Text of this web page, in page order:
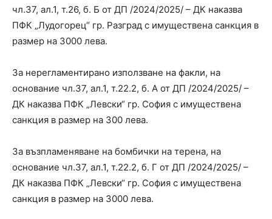
чл.37, ал.1, т.26, б. Б от ДП /2024/2025/ – ДК наказва
ПФК „Лудогорец“ гр. Разград с имуществена санкция в
размер на 3000 лева.
За нерегламентирано използване на факли, на
основание чл.37, ал.1, т.22.2, б. А от ДП /2024/2025/ –
ДК наказва ПФК „Левски“ гр. София с имуществена
санкция в размер на 300 лева.
За възпламеняване на бомбички на терена, на
основание чл.37, ал.1, т.22.2, б. Г от ДП /2024/2025/ –
ДК наказва ПФК „Левски“ гр. София с имуществена
санкция в размер на 3000 лева.